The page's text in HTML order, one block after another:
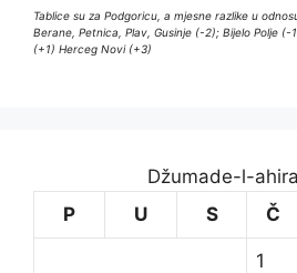
Tablice su za Podgoricu, a mjesne razlike u
Berane, Petnica, Plav, Gusinje (-2); Bijelo Polje (-
(+1) Herceg Novi (+3)
Džumade-l-
P
U S Č
1